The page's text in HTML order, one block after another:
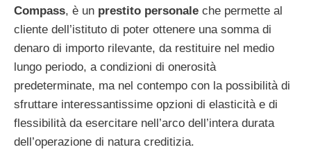
Compass, è un prestito personale che permette al
cliente dell’istituto di poter ottenere una somma di
denaro di importo rilevante, da restituire nel medio
lungo periodo, a condizioni di onerosità
predeterminate, ma nel contempo con la possibilità di
sfruttare interessantissime opzioni di elasticità e di
flessibilità da esercitare nell’arco dell’intera durata
dell’operazione di natura creditizia.